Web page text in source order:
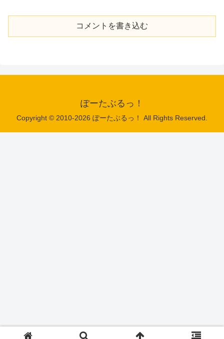
コメントを書き込む
ぽーたぶるっ！
Copyright © 2010-2026 ぽーたぶるっ！ All Rights Reserved.